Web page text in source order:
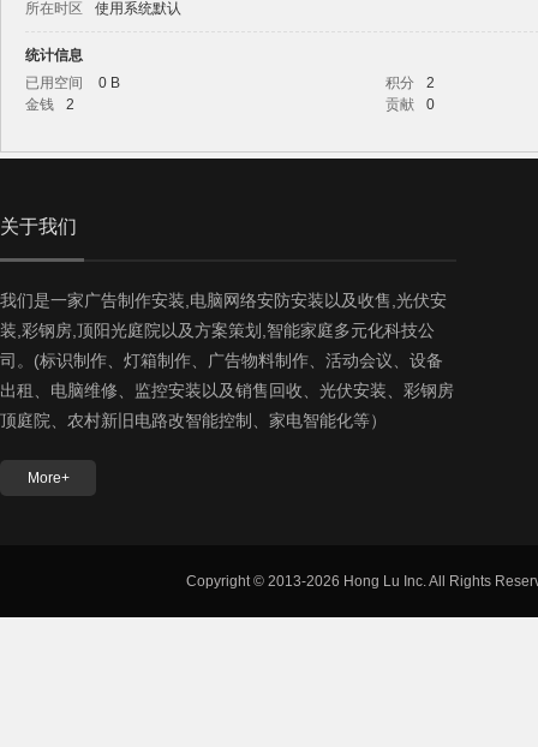
泓
所在时区
使用系统默认
统计信息
已用空间
0 B 积分
2
金钱
2 贡献 0
关于我们
我们是一家广告制作安装,电脑网络安防安装以及收售,光伏安
装,彩钢房,顶阳光庭院以及方案策划,智能家庭多元化科技公
司。(标识制作、灯箱制作、广告物料制作、活动会议、设备
出租、电脑维修、监控安装以及销售回收、光伏安装、彩钢房
顶庭院、农村新旧电路改智能控制、家电智能化等）
More+
Copyright © 2013-2026 Hong Lu Inc. All Rights